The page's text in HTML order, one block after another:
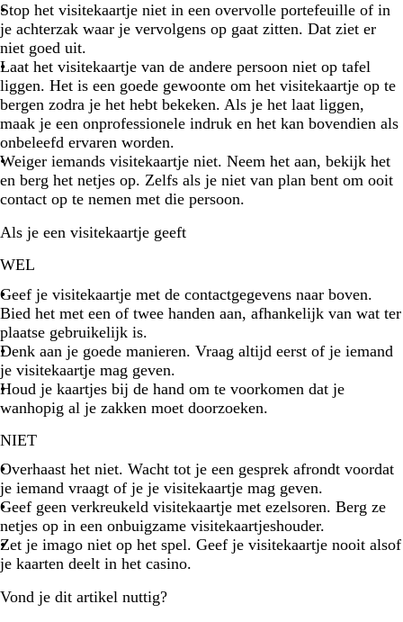
Stop het visitekaartje niet in een overvolle portefeuille of in
je achterzak waar je vervolgens op gaat zitten. Dat ziet er
niet goed uit.
Laat het visitekaartje van de andere persoon niet op tafel
liggen. Het is een goede gewoonte om het visitekaartje op te
bergen zodra je het hebt bekeken. Als je het laat liggen,
maak je een onprofessionele indruk en het kan bovendien als
onbeleefd ervaren worden.
Weiger iemands visitekaartje niet. Neem het aan, bekijk het
en berg het netjes op. Zelfs als je niet van plan bent om ooit
contact op te nemen met die persoon.
Als je een visitekaartje geeft
WEL
Geef je visitekaartje met de contactgegevens naar boven.
Bied het met een of twee handen aan, afhankelijk van wat ter
plaatse gebruikelijk is.
Denk aan je goede manieren. Vraag altijd eerst of je iemand
je visitekaartje mag geven.
Houd je kaartjes bij de hand om te voorkomen dat je
wanhopig al je zakken moet doorzoeken.
NIET
Overhaast het niet. Wacht tot je een gesprek afrondt voordat
je iemand vraagt of je je visitekaartje mag geven.
Geef geen verkreukeld visitekaartje met ezelsoren. Berg ze
netjes op in een onbuigzame visitekaartjeshouder.
Zet je imago niet op het spel. Geef je visitekaartje nooit alsof
je kaarten deelt in het casino.
Vond je dit artikel nuttig?